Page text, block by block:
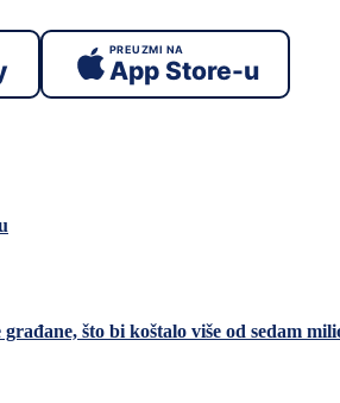
PREUZMI NA
App Store-u
što bi koštalo više od sedam